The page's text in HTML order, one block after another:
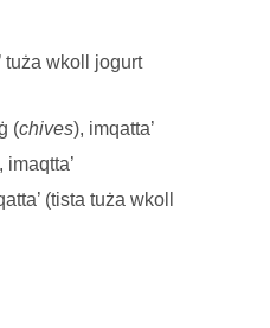
tuża wkoll jogurt
(chives), imqatta’
(tista tuża wkoll